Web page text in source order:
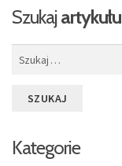
Szukajartykułu
Kategorie